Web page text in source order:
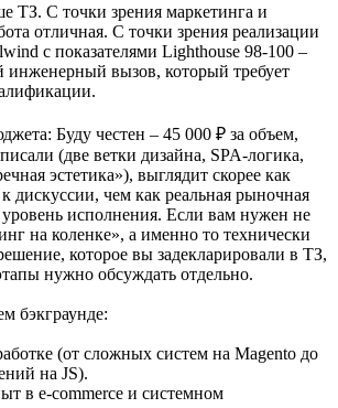
ТЗ. С точки зрения маркетинга и
отличная. С точки зрения реализации
с показателями Lighthouse 98-100 –
инженерный вызов, который требует
Буду честен – 45 000 ₽ за объем,
(две ветки дизайна, SPA-логика,
эстетика»), выглядит скорее как
дискуссии, чем как реальная рыночная
уровень исполнения. Если вам нужен не
на коленке», а именно то технически
которое вы задекларировали в ТЗ,
нужно обсуждать отдельно.
бэкграунде:
(от сложных систем на Magento до
на JS).
в e-commerce и системном